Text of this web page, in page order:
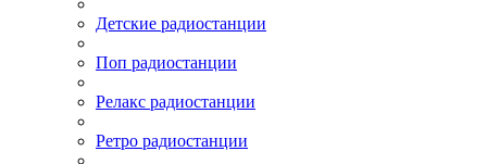
Детские радиостанции
Поп радиостанции
Релакс радиостанции
Ретро радиостанции